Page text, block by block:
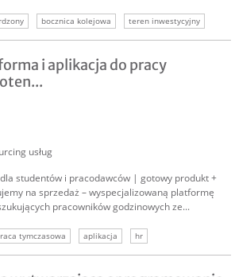
bocznica kolejowa
teren inwestycyjny
składowanie
i aplikacja do pracy
usług
studentów i pracodawców | gotowy produkt +
na sprzedaż – wyspecjalizowaną platformę
pracowników godzinowych ze...
tymczasowa aplikacja
hr
biznes internet